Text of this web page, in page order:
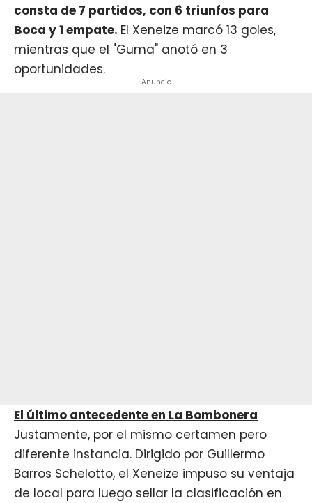
consta de 7 partidos, con 6 triunfos para
Boca y 1 empate. El Xeneize marcó 13 goles,
mientras que el "Guma" anotó en 3
oportunidades.
Anuncio
El último antecedente en La Bombonera
Justamente, por el mismo certamen pero
diferente instancia. Dirigido por Guillermo
Barros Schelotto, el Xeneize impuso su ventaja
de local para luego sellar la clasificación en